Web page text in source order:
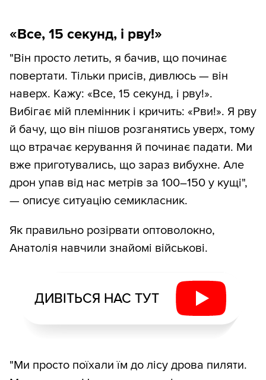
«Все, 15 секунд, і рву!»
"Він просто летить, я бачив, що починає
повертати. Тільки присів, дивлюсь — він
наверх. Кажу: «Все, 15 секунд, і рву!».
Вибігає мій племінник і кричить: «Рви!». Я рву
й бачу, що він пішов розганятись уверх, тому
що втрачає керування й починає падати. Ми
вже приготувались, що зараз вибухне. Але
дрон упав від нас метрів за 100–150 у кущі",
— описує ситуацію семикласник.
Як правильно розірвати оптоволокно,
Анатолія навчили знайомі військові.
ДИВІТЬСЯ НАС ТУТ
"Ми просто поїхали їм до лісу дрова пиляти.